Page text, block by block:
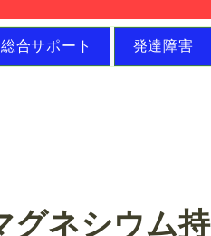
合サポート 発達障害
グネシウム持